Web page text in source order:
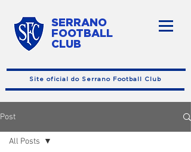
SERRANO
FOOTBALL
CLUB
Site oficial do Serrano Football Club
Post
All Posts